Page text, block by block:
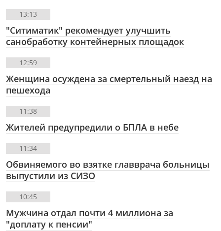
13:13
"Ситиматик" рекомендует улучшить
санобработку контейнерных площадок
12:59
Женщина осуждена за смертельный наезд на
пешехода
11:38
Жителей предупредили о БПЛА в небе
11:34
Обвиняемого во взятке главврача больницы
выпустили из СИЗО
10:45
Мужчина отдал почти 4 миллиона за
"доплату к пенсии"